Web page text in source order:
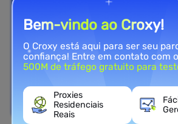
Bem-vindo ao Croxy!
O Croxy está aqui para ser seu
confiança! Entre em contato com
500M de tráfego gratuito para
Proxies
Residenciais
Reais